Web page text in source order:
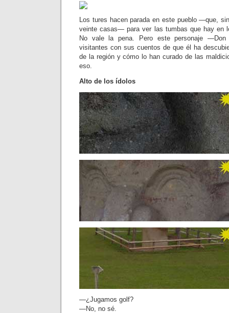
Los tures hacen parada en este pueblo —que,
veinte casas— para ver las tumbas que hay en
No vale la pena. Pero este personaje
visitantes con sus cuentos de que él ha
de la región y cómo lo han curado de las
eso.
Alto de los ídolos
—¿Jugamos golf?
—No, no sé.